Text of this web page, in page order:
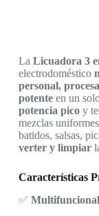
La Licuadora 3
electrodoméstico
personal,
potenteen un
potencia picoy
mezclas
batidos, salsas,
verter y limpiar
Características
✅